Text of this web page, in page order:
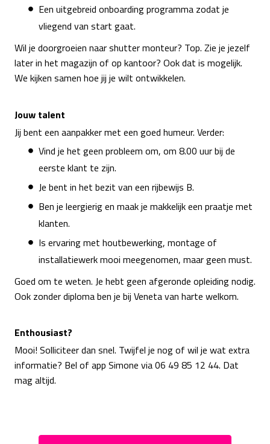
Een uitgebreid onboarding programma zodat je
vliegend van start gaat.
Wil je doorgroeien naar shutter monteur? Top. Zie je jezelf
later in het magazijn of op kantoor? Ook dat is mogelijk.
We kijken samen hoe jij je wilt ontwikkelen.
Jouw talent
Jij bent een aanpakker met een goed humeur. Verder:
Vind je het geen probleem om, om 8.00 uur bij de
eerste klant te zijn.
Je bent in het bezit van een rijbewijs B.
Ben je leergierig en maak je makkelijk een praatje met
klanten.
Is ervaring met houtbewerking, montage of
installatiewerk mooi meegenomen, maar geen must.
Goed om te weten. Je hebt geen afgeronde opleiding nodig.
Ook zonder diploma ben je bij Veneta van harte welkom.
Enthousiast?
Mooi! Solliciteer dan snel. Twijfel je nog of wil je wat extra
informatie? Bel of app Simone via 06 49 85 12 44. Dat
mag altijd.